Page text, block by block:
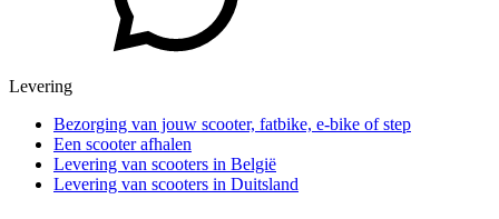
Levering
Bezorging van jouw scooter, fatbike, e-bike of step
Een scooter afhalen
Levering van scooters in België
Levering van scooters in Duitsland